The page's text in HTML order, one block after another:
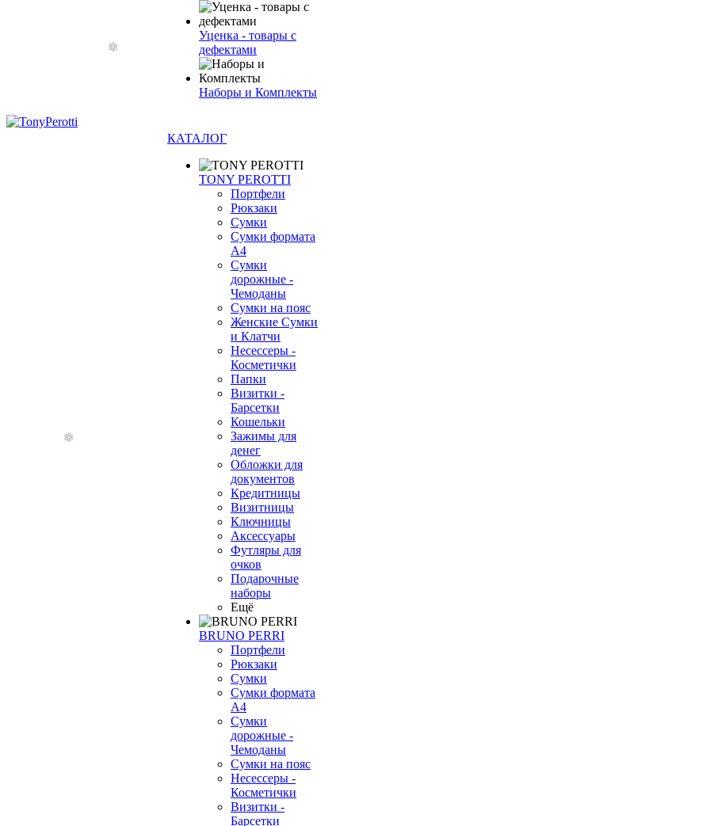
Уценка - товары с
дефектами
Наборы и Комплекты
КАТАЛОГ
TONY PEROTTI
Портфели
Рюкзаки
Сумки
Сумки формата
А4
Сумки
дорожные -
Чемоданы
Сумки на пояс
Женские Сумки
и Клатчи
Несессеры -
Косметички
Папки
Визитки -
Барсетки
Кошельки
Зажимы для
денег
Обложки для
документов
Кредитницы
Визитницы
Ключницы
Аксессуары
Футляры для
очков
Подарочные
наборы
Ещё
BRUNO PERRI
Портфели
Рюкзаки
Сумки
Сумки формата
А4
Сумки
дорожные -
Чемоданы
Сумки на пояс
Несессеры -
Косметички
Визитки -
Барсетки